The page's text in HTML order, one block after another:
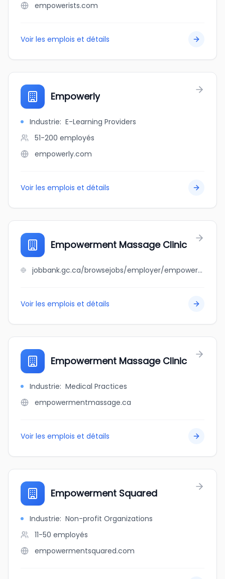
empowerists.com
Voir les emplois et détails
Empowerly
Industrie: E-Learning Providers
51-200 employés
empowerly.com
Voir les emplois et détails
Empowerment Massage Clinic
jobbank.gc.ca/browsejobs/employer/empowerment+massage+clinic/ca
Voir les emplois et détails
Empowerment Massage Clinic
Industrie: Medical Practices
empowermentmassage.ca
Voir les emplois et détails
Empowerment Squared
Industrie: Non-profit Organizations
11-50 employés
empowermentsquared.com